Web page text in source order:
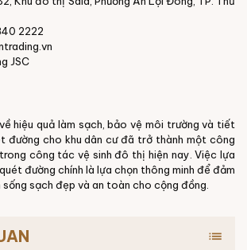
2222
JSC
hiệu quả làm sạch, bảo vệ môi trường và tiết
đường cho khu dân cư đã trở thành một công
công tác vệ sinh đô thị hiện nay. Việc lựa
đường chính là lựa chọn thông minh để đảm
sạch đẹp và an toàn cho cộng đồng.
list